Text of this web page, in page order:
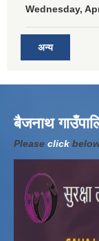
Wednesday,
अन्य
बैजनाथ
Please click